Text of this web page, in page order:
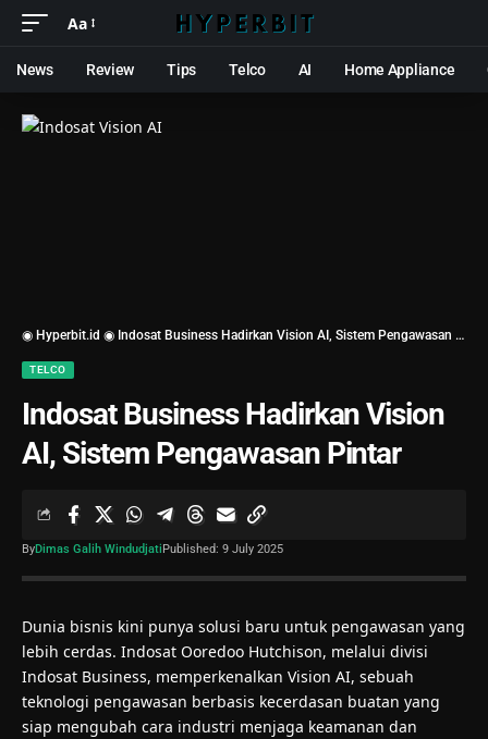
Aa
News Review Tips Telco AI Home Appliance
◉ Hyperbit.id ◉ Indosat Business Hadirkan Vision AI, Sistem Pengawasan Pintar
TELCO
Indosat Business Hadirkan Vision
AI, Sistem Pengawasan Pintar
ByDimas Galih WindudjatiPublished: 9 July 2025
Dunia bisnis kini punya solusi baru untuk pengawasan yang
lebih cerdas. Indosat Ooredoo Hutchison, melalui divisi
Indosat Business, memperkenalkan Vision AI, sebuah
teknologi pengawasan berbasis kecerdasan buatan yang
siap mengubah cara industri menjaga keamanan dan